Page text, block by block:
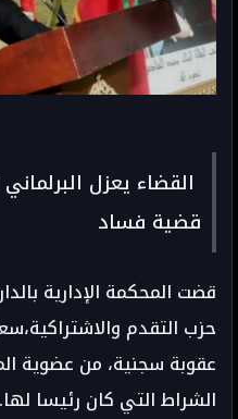
القضاء يعزل
قضية فساد
قضت المحكمة الإدارية
حزب التقدم
عقوبة سجنية، من عضوية
الشراط التي كان رئيسا لها.